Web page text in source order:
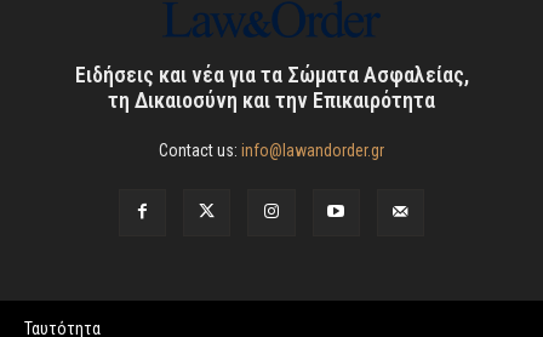
Ειδήσεις και νέα για τα Σώματα Ασφαλείας,
τη Δικαιοσύνη και την Επικαιρότητα
Contact us: info@lawandorder.gr
Ταυτότητα